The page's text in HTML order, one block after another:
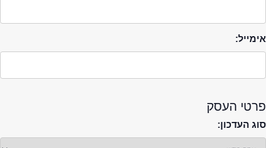
אימייל:
פרטי העסק
סוג העדכון: